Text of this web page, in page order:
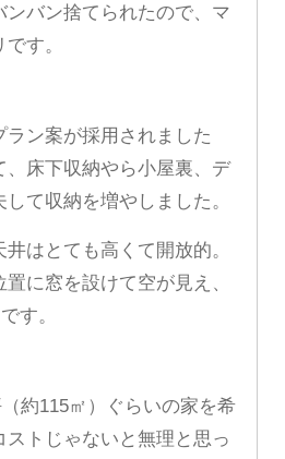
バン捨てられたので、マ
す。
ラン案が採用されました
、床下収納やら小屋裏、デ
て収納を増やしました。
はとても高くて開放的。
に窓を設けて空が見え、
す。
約115㎡）ぐらいの家を希
トじゃないと無理と思っ